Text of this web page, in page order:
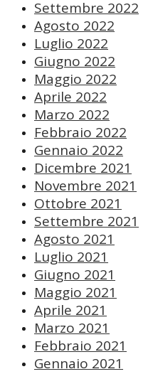
Settembre 2022
Agosto 2022
Luglio 2022
Giugno 2022
Maggio 2022
Aprile 2022
Marzo 2022
Febbraio 2022
Gennaio 2022
Dicembre 2021
Novembre 2021
Ottobre 2021
Settembre 2021
Agosto 2021
Luglio 2021
Giugno 2021
Maggio 2021
Aprile 2021
Marzo 2021
Febbraio 2021
Gennaio 2021